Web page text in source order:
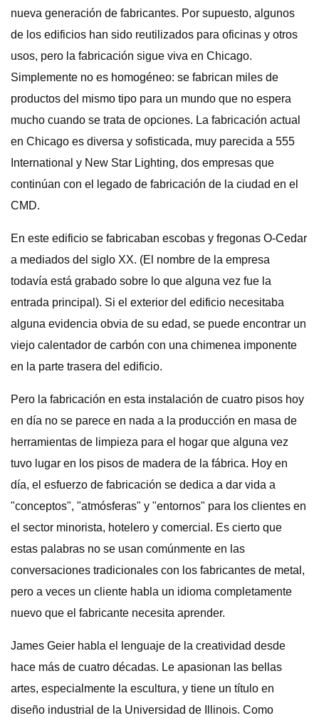
nueva generación de fabricantes. Por supuesto, algunos
de los edificios han sido reutilizados para oficinas y otros
usos, pero la fabricación sigue viva en Chicago.
Simplemente no es homogéneo: se fabrican miles de
productos del mismo tipo para un mundo que no espera
mucho cuando se trata de opciones. La fabricación actual
en Chicago es diversa y sofisticada, muy parecida a 555
International y New Star Lighting, dos empresas que
continúan con el legado de fabricación de la ciudad en el
CMD.
En este edificio se fabricaban escobas y fregonas O-Cedar
a mediados del siglo XX. (El nombre de la empresa
todavía está grabado sobre lo que alguna vez fue la
entrada principal). Si el exterior del edificio necesitaba
alguna evidencia obvia de su edad, se puede encontrar un
viejo calentador de carbón con una chimenea imponente
en la parte trasera del edificio.
Pero la fabricación en esta instalación de cuatro pisos hoy
en día no se parece en nada a la producción en masa de
herramientas de limpieza para el hogar que alguna vez
tuvo lugar en los pisos de madera de la fábrica. Hoy en
día, el esfuerzo de fabricación se dedica a dar vida a
"conceptos", "atmósferas" y "entornos" para los clientes en
el sector minorista, hotelero y comercial. Es cierto que
estas palabras no se usan comúnmente en las
conversaciones tradicionales con los fabricantes de metal,
pero a veces un cliente habla un idioma completamente
nuevo que el fabricante necesita aprender.
James Geier habla el lenguaje de la creatividad desde
hace más de cuatro décadas. Le apasionan las bellas
artes, especialmente la escultura, y tiene un título en
diseño industrial de la Universidad de Illinois. Como